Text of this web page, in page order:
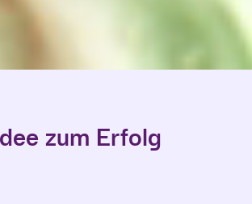
zum Erfolg